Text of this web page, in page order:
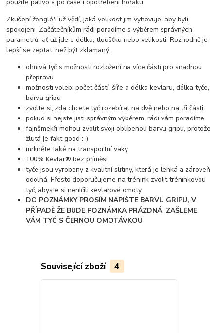
použité palivo a po čase i opotřebení hořáku.
Zkušení žongléři už vědí, jaká velikost jim vyhovuje, aby byli
spokojeni. Začátečníkům rádi poradíme s výběrem správných
parametrů, ať už jde o délku, tloušťku nebo velikosti. Rozhodně je
lepší se zeptat, než být zklamaný.
ohnivá tyč s možností rozložení na více částí pro snadnou
přepravu
možnosti voleb: počet částí, šíře a délka kevlaru, délka tyče,
barva gripu
zvolte si, zda chcete tyč rozebírat na dvě nebo na tři části
pokud si nejste jisti správným výběrem, rádi vám poradíme
fajnšmekři mohou zvolit svoji oblíbenou barvu gripu, protože
žlutá je fakt good :-)
mrkněte také na transportní vaky
100% Kevlar® bez příměsi
tyče jsou vyrobeny z kvalitní slitiny, která je lehká a zároveň
odolná. Přesto doporučujeme na trénink zvolit tréninkovou
tyč, abyste si neničili kevlarové omoty
DO POZNÁMKY PROSÍM NAPIŠTE BARVU GRIPU, V
PŘÍPADĚ ŽE BUDE POZNÁMKA PRÁZDNÁ, ZAŠLEME
VÁM TYČ S ČERNOU OMOTÁVKOU
Související zboží 4